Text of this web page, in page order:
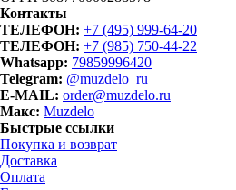
Контакты
ТЕЛЕФОН: +7 (495) 999-64-20
ТЕЛЕФОН: +7 (985) 750-44-22
Whatsapp: 79859996420
Telegram: @muzdelo_ru
E-MAIL: order@muzdelo.ru
Макс: Muzdelo
Быстрые ссылки
Покупка и возврат
Доставка
Оплата